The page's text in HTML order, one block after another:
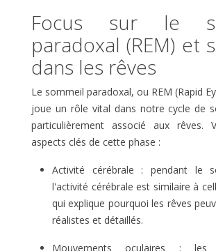
Focus sur le
paradoxal (REM) et
dans les rêves
Le sommeil paradoxal, ou REM (Rapid
joue un rôle vital dans notre cycle de
particulièrement associé aux rêves.
aspects clés de cette phase :
Activité cérébrale : pendant le
l'activité cérébrale est similaire à
qui explique pourquoi les rêves
réalistes et détaillés.
Mouvements oculaires : les